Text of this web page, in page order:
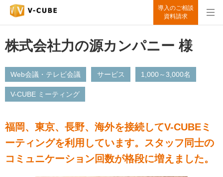
導入のご相談
資料請求
株式会社力の源カンパニー 様
Web会議・テレビ会議 サービス 1,000～3,000名
V-CUBE ミーティング
福岡、東京、長野、海外を接続してV-CUBEミ
ーティングを利用しています。スタッフ同士の
コミュニケーション回数が格段に増えました。